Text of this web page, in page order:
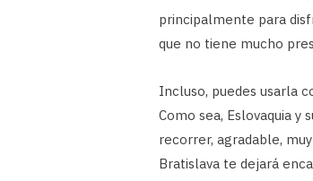
principalmente para
que no tiene mucho
Incluso, puedes usarla
Como sea, Eslovaquia y
recorrer, agradable,
Bratislava te dejará